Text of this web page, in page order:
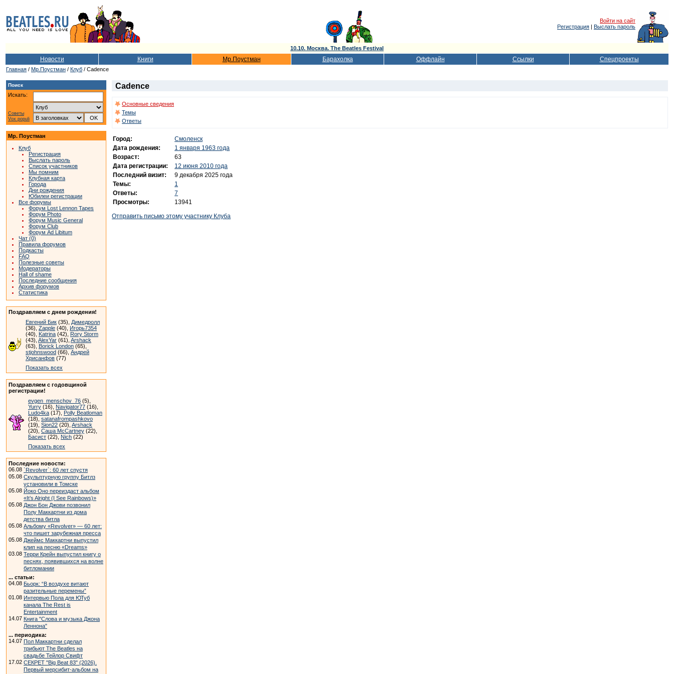
Войти на сайт
Регистрация | Выслать пароль
10.10. Москва. The Beatles Festival
Новости Книги Мр.Поустман Барахолка Оффлайн Ссылки Спецпроекты
Главная / Мр.Поустман / Клуб / Cadence
Поиск
Искать:
Советы
Vox populi
Мр. Поустман
Клуб
Регистрация
Выслать пароль
Список участников
Мы помним
Клубная карта
Города
Дни рождения
Юбилеи регистрации
Все форумы
Форум Lost Lennon Tapes
Форум Photo
Форум Music General
Форум Club
Форум Ad Libitum
Чат (0)
Правила форумов
Подкасты
FAQ
Полезные советы
Модераторы
Hall of shame
Последние сообщения
Архив форумов
Статистика
Поздравляем с днем рождения!
Евгений Бик (35), Димедролл
(36), Zapple (40), Игорь7354
(40), Katrina (42), Rory Storm
(43), AlexYar (61), Arshack
(63), Borick London (65),
stjohnswood (66), Андрей
Хрисанфов (77)
Показать всех
Поздравляем с годовщиной
регистрации!
evgen_menschov_76 (5),
Yurry (16), Navigator77 (16),
Ludo4ka (17), Polly Beatloman
(18), satanafrompashkovo
(19), Sion22 (20), Arshack
(20), Саша McCartney (22),
Басист (22), Nich (22)
Показать всех
Последние новости:
06.08 `Revolver`: 60 лет спустя
05.08 Скульптурную группу Битлз
установили в Томске
05.08 Йоко Оно переиздаст альбом
«It’s Alright (I See Rainbows)»
05.08 Джон Бон Джови позвонил
Полу Маккартни из дома
детства битла
05.08 Альбому «Revolver» — 60 лет:
что пишет зарубежная пресса
05.08 Джеймс Маккартни выпустил
клип на песню «Dreams»
03.08 Терри Крейн выпустил книгу о
песнях, появившихся на волне
битломании
... статьи:
04.08 Бьорк: “В воздухе витают
разительные перемены”
01.08 Интервью Пола для ЮТуб
канала The Rest is
Entertainment
14.07 Книга "Слова и музыка Джона
Леннона"
... периодика:
14.07 Пол Маккартни сделал
трибьют The Beatles на
свадьбе Тейлор Свифт
17.02 СЕКРЕТ "Big Beat 83" (2026).
Первый мерсибит-альбом на
Cadence
Основные сведения
Темы
Ответы
Город:
Смоленск
Дата рождения:
1 января 1963 года
Возраст:
63
Дата регистрации:
12 июня 2010 года
Последний визит:
9 декабря 2025 года
Темы:
1
Ответы:
7
Просмотры:
13941
Отправить письмо этому участнику Клуба